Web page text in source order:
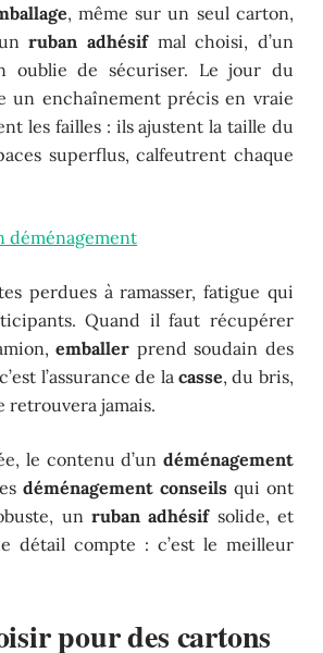
, même sur un seul carton,
ruban adhésifmal choisi, d’un
oublie de sécuriser. Le jour du
un enchaînement précis en vraie
les failles : ils ajustent la taille du
superflus, calfeutrent chaque
déménagement
perdues à ramasser, fatigue qui
Quand il faut récupérer
emballer prend soudain des
l’assurance de la casse, du bris,
retrouvera jamais.
le contenu d’un déménagement
déménagement conseils qui ont
un ruban adhésifsolide, et
détail compte : c’est le meilleur
pour des cartons